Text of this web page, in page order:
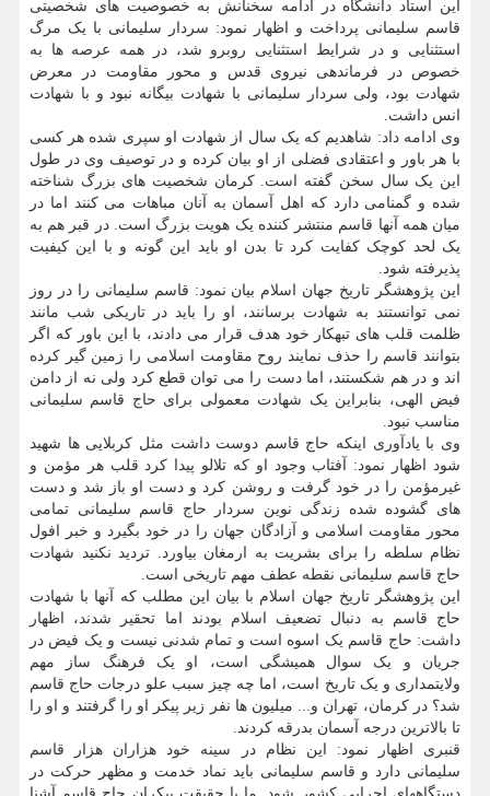
این استاد دانشگاه در ادامه سخنانش به خصوصیت های شخصیتی
قاسم سلیمانی پرداخت و اظهار نمود: سردار سلیمانی با یک مرگ
استثنایی و در شرایط استثنایی روبرو شد، در همه عرصه ها به
خصوص در فرماندهی نیروی قدس و محور مقاومت در معرض
شهادت بود، ولی سردار سلیمانی با شهادت بیگانه نبود و با شهادت
انس داشت.
وی ادامه داد: شاهدیم که یک سال از شهادت او سپری شده هر کسی
با هر باور و اعتقادی فضلی از او بیان کرده و در توصیف وی در طول
این یک سال سخن گفته است. کرمان شخصیت های بزرگ شناخته
شده و گمنامی دارد که اهل آسمان به آنان مباهات می کنند اما در
میان همه آنها قاسم منتشر کننده یک هویت بزرگ است. در قبر هم به
یک لحد کوچک کفایت کرد تا بدن او باید این گونه و با این کیفیت
پذیرفته شود.
این پژوهشگر تاریخ جهان اسلام بیان نمود: قاسم سلیمانی را در روز
نمی توانستند به شهادت برسانند، او را باید در تاریکی شب مانند
ظلمت قلب های تبهکار خود هدف قرار می دادند، با این باور که اگر
بتوانند قاسم را حذف نمایند روح مقاومت اسلامی را زمین گیر کرده
اند و در هم شکستند، اما دست را می توان قطع کرد ولی نه از دامن
فیض الهی، بنابراین یک شهادت معمولی برای حاج قاسم سلیمانی
مناسب نبود.
وی با یادآوری اینکه حاج قاسم دوست داشت مثل کربلایی ها شهید
شود اظهار نمود: آفتاب وجود او که تلالو پیدا کرد قلب هر مؤمن و
غیرمؤمن را در خود گرفت و روشن کرد و دست او باز شد و دست
های گشوده شده زندگی نوین سردار حاج قاسم سلیمانی تمامی
محور مقاومت اسلامی و آزادگان جهان را در خود بگیرد و خبر افول
نظام سلطه را برای بشریت به ارمغان بیاورد. تردید نکنید شهادت
حاج قاسم سلیمانی نقطه عطف مهم تاریخی است.
این پژوهشگر تاریخ جهان اسلام با بیان این مطلب که آنها با شهادت
حاج قاسم به دنبال تضعیف اسلام بودند اما تحقیر شدند، اظهار
داشت: حاج قاسم یک اسوه است و تمام شدنی نیست و یک فیض در
جریان و یک سوال همیشگی است، او یک فرهنگ ساز مهم
ولایتمداری و یک تاریخ است، اما چه چیز سبب علو درجات حاج قاسم
شد؟ در کرمان، تهران و... میلیون ها نفر زیر پیکر او را گرفتند و او را
تا بالاترین درجه آسمان بدرقه کردند.
قنبری اظهار نمود: این نظام در سینه خود هزاران هزار قاسم
سلیمانی دارد و قاسم سلیمانی باید نماد خدمت و مظهر حرکت در